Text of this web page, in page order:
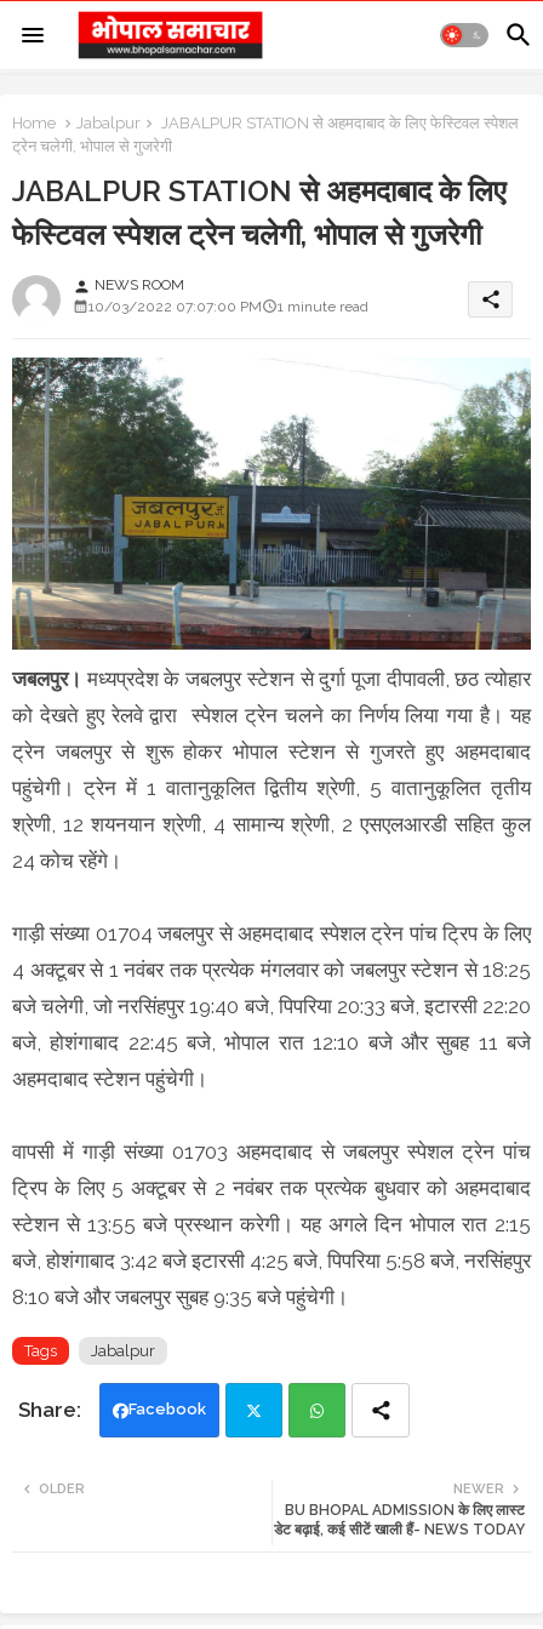
Home Jabalpur
JABALPUR STATION से अहमदाबाद के लिए फेस्टिवल स्पेशल
ट्रेन चलेगी, भोपाल से गुजरेगी
JABALPUR STATION से अहमदाबाद के लिए
फेस्टिवल स्पेशल ट्रेन चलेगी, भोपाल से गुजरेगी
person NEWS ROOM
10/03/2022 07:07:00 PM
1 minute read share
जबलपुर। मध्यप्रदेश के जबलपुर स्टेशन से दुर्गा पूजा दीपावली, छठ त्योहार
को देखते हुए रेलवे द्वारा स्पेशल ट्रेन चलने का निर्णय लिया गया है। यह
ट्रेन जबलपुर से शुरू होकर भोपाल स्टेशन से गुजरते हुए अहमदाबाद
पहुंचेगी। ट्रेन में 1 वातानुकूलित द्वितीय श्रेणी, 5 वातानुकूलित तृतीय
श्रेणी, 12 शयनयान श्रेणी, 4 सामान्य श्रेणी, 2 एसएलआरडी सहित कुल
24 कोच रहेंगे।
गाड़ी संख्या 01704 जबलपुर से अहमदाबाद स्पेशल ट्रेन पांच ट्रिप के लिए
4 अक्टूबर से 1 नवंबर तक प्रत्येक मंगलवार को जबलपुर स्टेशन से 18:25
बजे चलेगी, जो नरसिंहपुर 19:40 बजे, पिपरिया 20:33 बजे, इटारसी 22:20
बजे, होशंगाबाद 22:45 बजे, भोपाल रात 12:10 बजे और सुबह 11 बजे
अहमदाबाद स्टेशन पहुंचेगी।
वापसी में गाड़ी संख्या 01703 अहमदाबाद से जबलपुर स्पेशल ट्रेन पांच
ट्रिप के लिए 5 अक्टूबर से 2 नवंबर तक प्रत्येक बुधवार को अहमदाबाद
स्टेशन से 13:55 बजे प्रस्थान करेगी। यह अगले दिन भोपाल रात 2:15
बजे, होशंगाबाद 3:42 बजे इटारसी 4:25 बजे, पिपरिया 5:58 बजे, नरसिंहपुर
8:10 बजे और जबलपुर सुबह 9:35 बजे पहुंचेगी।
Tags Jabalpur
Facebook
ats
NEWER
BU BHOPAL ADMISSION के लिए लास्ट
डेट बढ़ाई, कई सीटें खाली हैं- NEWS TODAY
OLDER